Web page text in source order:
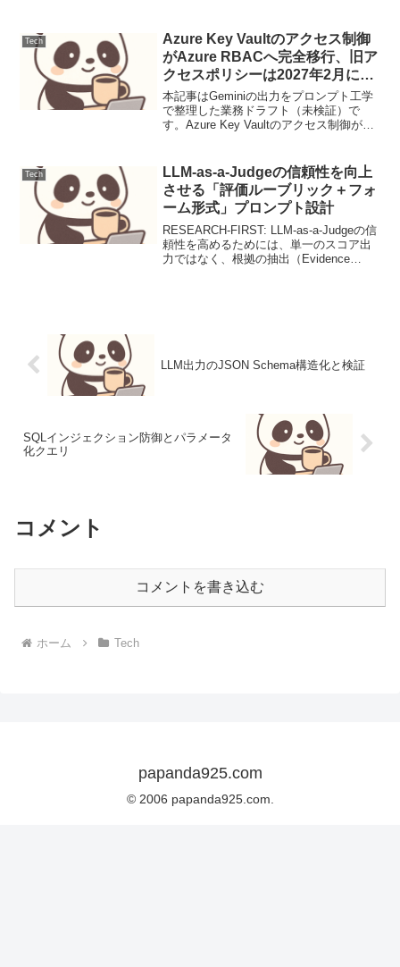
ジ残量を、現地に赴かずExcelから一括で
取得します...
Tech
Azure Key Vaultのアクセス制御
がAzure RBACへ完全移行、旧ア
クセスポリシーは2027年2月に廃
止へ
本記事はGeminiの出力をプロンプト工学
で整理した業務ドラフト（未検証）で
す。Azure Key Vaultのアクセス制御が
Azure Key ...
Tech
LLM-as-a-Judgeの信頼性を向上
させる「評価ルーブリック＋フォ
ーム形式」プロンプト設計
RESEARCH-FIRST: LLM-as-a-Judgeの信
頼性を高めるためには、単一のスコア出
力ではなく、根拠の抽出（Evidence
LLM出力のJSON Schema構造化と検証
SQLインジェクション防御とパラメータ
化クエリ
コメント
コメントを書き込む
ホーム Tech
papanda925.com
© 2006 papanda925.com.